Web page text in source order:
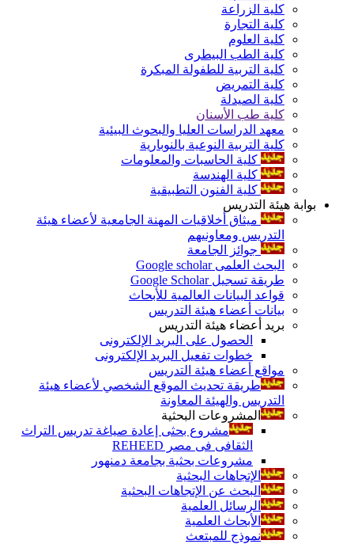
كلية الزراعة
كلية التجارة
كلية العلوم
كلية الطب البيطرى
كلية التربية للطفولة المبكرة
كلية التمريض
كلية الصيدلة
كلية طب الأسنان
معهد الدراسات العليا والبحوث البيئية
كلية التربية النوعية بالنوبارية
كلية الحاسبات والمعلومات
كلية الهندسة
كلية الفنون التطبيقية
بوابة هيئة التدريس
ميثاق أخلاقيات المهنة الجامعية لأعضاء هيئة
التدريس ومعاونيهم
جوائز الجامعة
البحث العلمى Google scholar
طريقة تسجيل Google Scholar
قواعد البيانات العالمية للأبحاث
بيانات أعضاء هيئة التدريس
بريد أعضاء هيئة التدريس
الحصول على البريد الإلكترونى
خطوات تفعيل البريد الإلكترونى
مواقع أعضاء هيئة التدريس
طريقة تحديث الموقع الشخصي لأعضاء هيئة
التدريس والهيئة المعاونة
المشروعات البحثية
مشروع بحثى إعادة صياغة تدريس التراث
الثقافى فى مصر REHEED
مشروعات بحثية بجامعة دمنهور
الإتجاهات البحثية
البحث عن الإتجاهات البحثية
الرسائل العلمية
الأبحاث العلمية
نموذج للمبتعث